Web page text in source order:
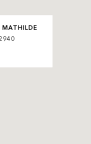
MATHILDE